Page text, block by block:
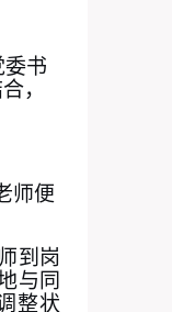
委书
，
师便
到岗
与同
整状